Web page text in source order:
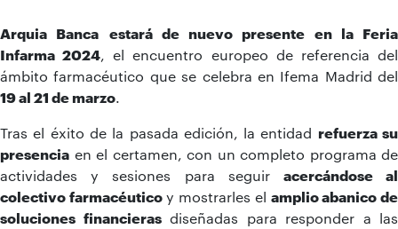
Arquia Banca
estará de nuevo presente en la Feria
Infarma 2024 , el encuentro europeo de referencia del
ámbito farmacéutico que se celebra en Ifema Madrid del
19 al 21 de marzo
Tras el éxito de la pasada edición, la entidad refuerza su
presencia en el certamen, con un completo programa de
actividades y sesiones para seguir acercándose al
colectivo farmacéuticoy mostrarles el amplio abanico de
soluciones financierasdiseñadas para responder a las